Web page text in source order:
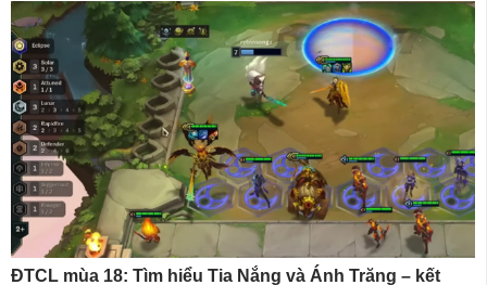
ĐTCL mùa 18: Tìm hiểu Tia Nắng và Ánh Trăng – kết